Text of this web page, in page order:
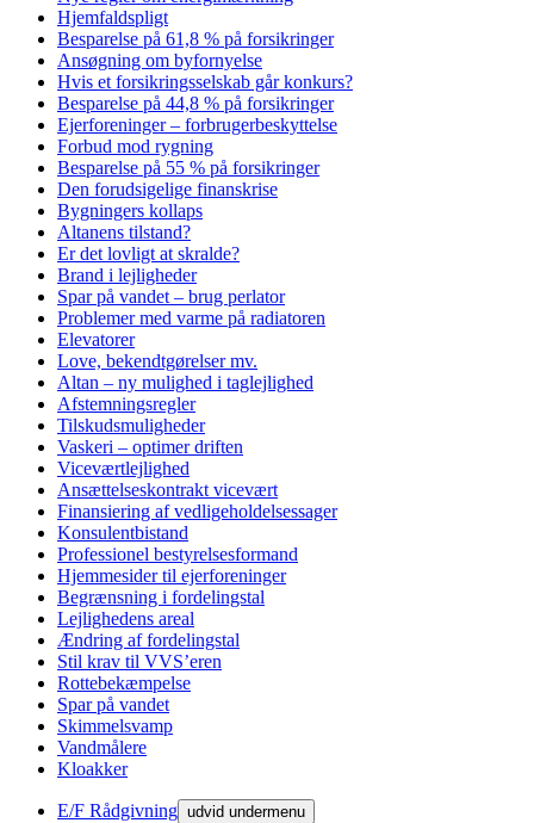
Hjemfaldspligt
Besparelse på 61,8 % på forsikringer
Ansøgning om byfornyelse
Hvis et forsikringsselskab går konkurs?
Besparelse på 44,8 % på forsikringer
Ejerforeninger – forbrugerbeskyttelse
Forbud mod rygning
Besparelse på 55 % på forsikringer
Den forudsigelige finanskrise
Bygningers kollaps
Altanens tilstand?
Er det lovligt at skralde?
Brand i lejligheder
Spar på vandet – brug perlator
Problemer med varme på radiatoren
Elevatorer
Love, bekendtgørelser mv.
Altan – ny mulighed i taglejlighed
Afstemningsregler
Tilskudsmuligheder
Vaskeri – optimer driften
Viceværtlejlighed
Ansættelseskontrakt vicevært
Finansiering af vedligeholdelsessager
Konsulentbistand
Professionel bestyrelsesformand
Hjemmesider til ejerforeninger
Begrænsning i fordelingstal
Lejlighedens areal
Ændring af fordelingstal
Stil krav til VVS’eren
Rottebekæmpelse
Spar på vandet
Skimmelsvamp
Vandmålere
Kloakker
E/F Rådgivning udvid undermenu